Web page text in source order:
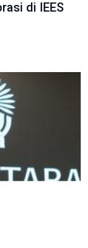
di IEES